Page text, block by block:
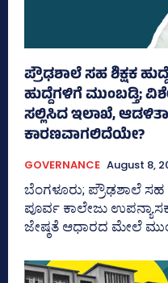
ಪ್ರೌಢಶಾಲೆ ಸಹ ಶಿಕ್ಷಕ
ಹುದ್ದೆಗಳಿಗೆ ಮುಂಬಡ್ತಿ;
ಸಲ್ಲಿಸಿದ ಇಲಾಖೆ,
ಕಾರಣವಾಗಲಿದೆಯೇ?
GOVERNANCE August 8,
ಬೆಂಗಳೂರು; ಪ್ರೌಢಶಾಲೆ ಸಹ
ಪೂರ್ವ ಕಾಲೇಜು
ಜೇ‍ಷ್ಠತೆ ಆಧಾರದ ಮೇಲೆ